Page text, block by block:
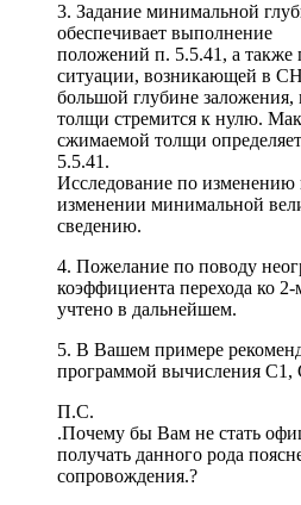
3. Задание минимальной
обеспечивает выполнение
положений п. 5.5.41, а также
ситуации, возникающей в
большой глубине
толщи стремится к нулю.
сжимаемой толщи
5.5.41.
Исследование по
изменении минимальной
сведению.
4. Пожелание по поводу
коэффициента перехода ко
учтено в дальнейшем.
5. В Вашем примере
программой вычисления С1,
П.С.
.Почему бы Вам не стать
получать данного рода
сопровождения.?